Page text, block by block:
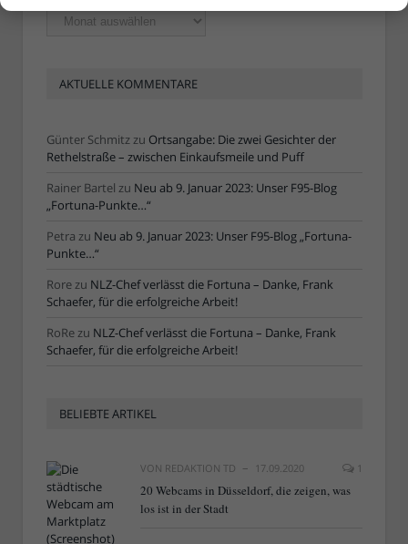
Ältere
Artikel
AKTUELLE KOMMENTARE
Günter Schmitzzu Ortsangabe: Die zwei Gesichter der
Rethelstraße – zwischen Einkaufsmeile und Puff
Rainer Bartel zu Neu ab 9. Januar 2023: Unser F95-Blog
„Fortuna-Punkte…“
Petra zu Neu ab 9. Januar 2023: Unser F95-Blog „Fortuna-
Punkte…“
Rorezu NLZ-Chef verlässt die Fortuna – Danke, Frank
Schaefer, für die erfolgreiche Arbeit!
RoRezu NLZ-Chef verlässt die Fortuna – Danke, Frank
Schaefer, für die erfolgreiche Arbeit!
BELIEBTE ARTIKEL
VON REDAKTION TD 17.09.2020 1
20 Webcams in Düsseldorf, die zeigen, was
los ist in der Stadt